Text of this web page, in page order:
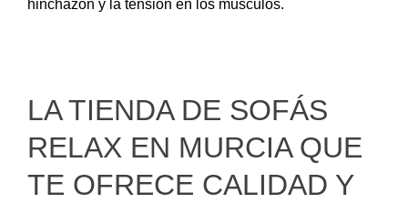
hinchazón y la tensión en los músculos.
LA TIENDA DE SOFÁS
RELAX EN MURCIA QUE
TE OFRECE CALIDAD Y